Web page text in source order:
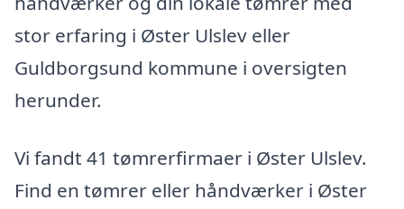
stor erfaring i Øster Ulslev eller
Guldborgsund kommune i oversigten
herunder.
Vi fandt 41 tømrerfirmaer i Øster Ulslev.
Find en tømrer eller håndværker i Øster